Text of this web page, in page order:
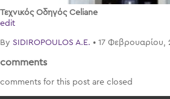
Τεχνικός Οδηγός Celiane
edit
By SIDIROPOULOS A.E. • 17 Φεβρουαρίου,
comments
comments for this post are closed